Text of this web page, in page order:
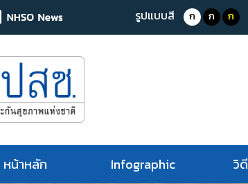
รูปแบบสี ก ก ก
หน้าหลัก Infographic วิ